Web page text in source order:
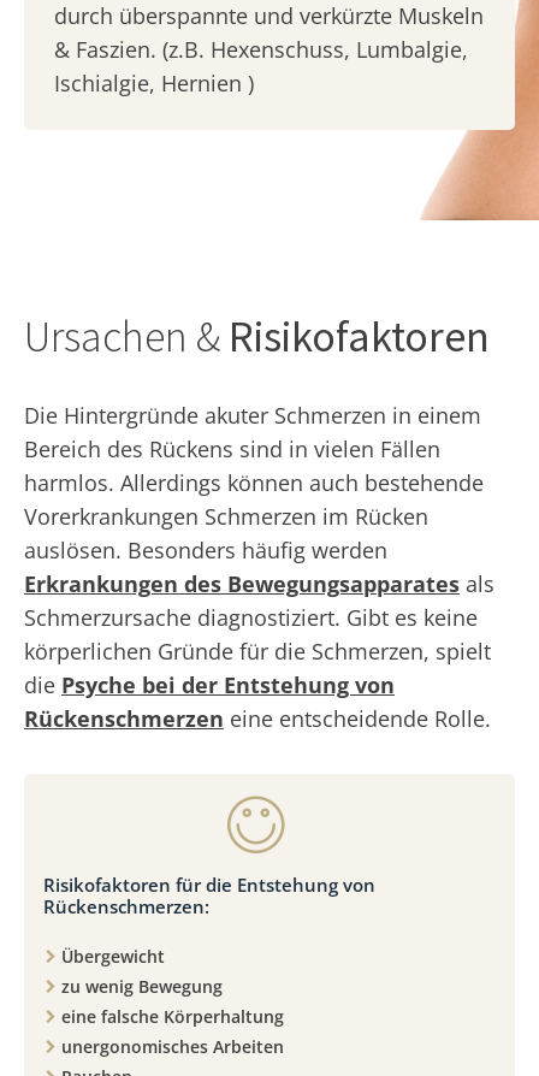
durch überspannte und verkürzte Muskeln
& Faszien. (z.B. Hexenschuss, Lumbalgie,
Ischialgie, Hernien )
Ursachen & Risikofaktoren
Die Hintergründe akuter Schmerzen in einem
Bereich des Rückens sind in vielen Fällen
harmlos. Allerdings können auch bestehende
Vorerkrankungen Schmerzen im Rücken
auslösen. Besonders häufig werden
Erkrankungen des Bewegungsapparates als
Schmerzursache diagnostiziert. Gibt es keine
körperlichen Gründe für die Schmerzen, spielt
die Psyche bei der Entstehung von
Rückenschmerzen eine entscheidende Rolle.
Risikofaktoren für die Entstehung von
Rückenschmerzen:
Übergewicht
zu wenig Bewegung
eine falsche Körperhaltung
unergonomisches Arbeiten